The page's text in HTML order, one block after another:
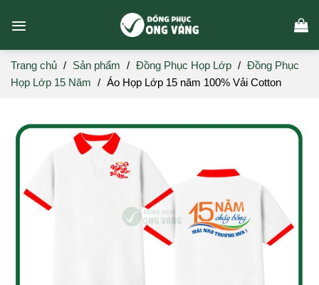
Trang chủ / Sản phẩm / Đồng Phục Họp Lớp / Đồng Phục
Họp Lớp 15 Năm / Áo Họp Lớp 15 năm 100% Vải Cotton